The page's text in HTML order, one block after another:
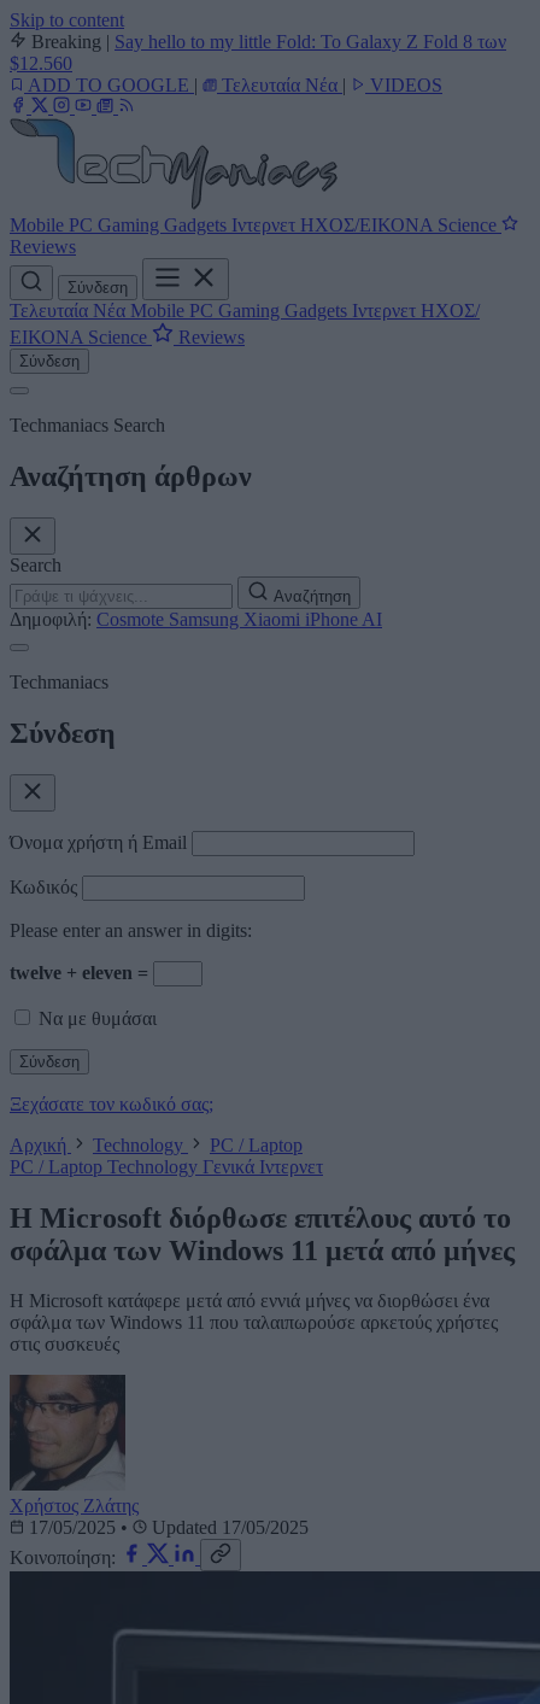
Skip to content
Breaking | Say hello to my little Fold: Το Galaxy Z Fold 8 των
$12.560
ADD TO GOOGLE | Τελευταία Νέα | VIDEOS
Mobile PC Gaming Gadgets Ιντερνετ ΗΧΟΣ/ΕΙΚΟΝΑ Science
Reviews
Σύνδεση
Τελευταία Νέα Mobile PC Gaming Gadgets Ιντερνετ ΗΧΟΣ/
ΕΙΚΟΝΑ Science Reviews
Σύνδεση
Techmaniacs Search
Αναζήτηση άρθρων
Search
Αναζήτηση
Δημοφιλή: Cosmote Samsung Xiaomi iPhone AI
Techmaniacs
Σύνδεση
Όνομα χρήστη ή Email
Κωδικός
Please enter an answer in digits:
twelve + eleven =
Να με θυμάσαι
Ξεχάσατε τον κωδικό σας;
Αρχική
Technology
PC / Laptop
PC / Laptop Technology Γενικά Ιντερνετ
Η Microsoft διόρθωσε επιτέλους αυτό το
σφάλμα των Windows 11 μετά από μήνες
Η Microsoft κατάφερε μετά από εννιά μήνες να διορθώσει ένα
σφάλμα των Windows 11 που ταλαιπωρούσε αρκετούς χρήστες
στις συσκευές
Χρήστος Ζλάτης
17/05/2025 •
Updated 17/05/2025
Κοινοποίηση: